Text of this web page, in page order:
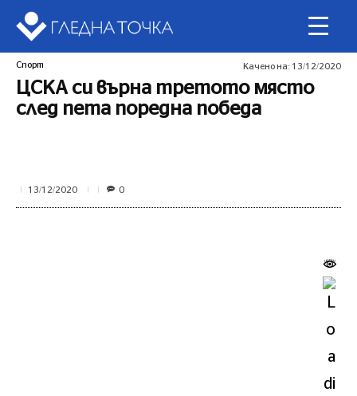
Спорт Качено на: 13/12/2020
ЦСКА си върна третото място
след пета поредна победа
13/12/2020 0